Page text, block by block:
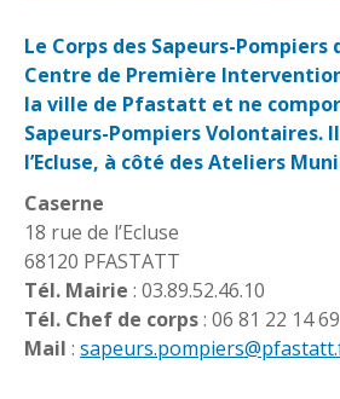
Le Corps des Sapeurs-
Centre de Première
la ville de Pfastatt et ne
Sapeurs-Pompiers Volontaires.
l’Ecluse, à côté des Ateliers
Caserne
18 rue de l’Ecluse
68120 PFASTATT
Tél. Mairie : 03.89.52.46.10
Tél. Chef de corps: 06 81 22 14 69
Mail :